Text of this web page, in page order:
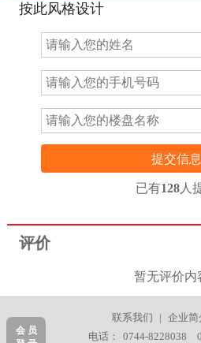
按此风格设计
提交信息
已有128人
评价
暂无评价内
联系我们 | 企业简
电话：
0744-8228038
会 员